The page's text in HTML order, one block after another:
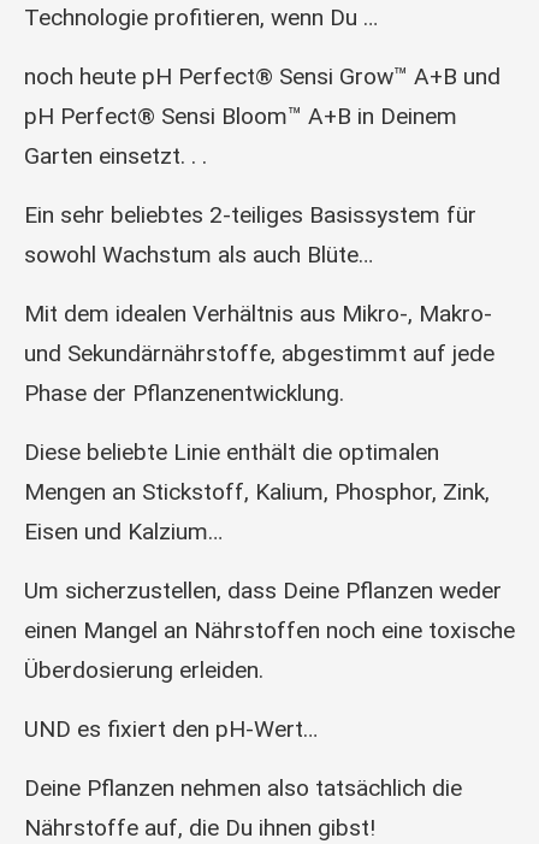
Technologie profitieren, wenn Du …
noch heute pH Perfect® Sensi Grow™ A+B und
pH Perfect® Sensi Bloom™ A+B in Deinem
Garten einsetzt. . .
Ein sehr beliebtes 2-teiliges Basissystem für
sowohl Wachstum als auch Blüte…
Mit dem idealen Verhältnis aus Mikro-, Makro-
und Sekundärnährstoffe, abgestimmt auf jede
Phase der Pflanzenentwicklung.
Diese beliebte Linie enthält die optimalen
Mengen an Stickstoff, Kalium, Phosphor, Zink,
Eisen und Kalzium…
Um sicherzustellen, dass Deine Pflanzen weder
einen Mangel an Nährstoffen noch eine toxische
Überdosierung erleiden.
UND es fixiert den pH-Wert…
Deine Pflanzen nehmen also tatsächlich die
Nährstoffe auf, die Du ihnen gibst!